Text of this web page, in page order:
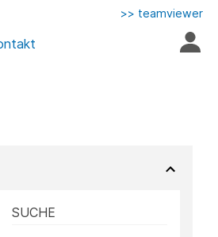
>> teamviewer
SUCHE